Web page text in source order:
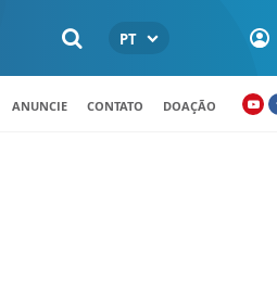
PT
ANUNCIE CONTATO DOAÇÃO